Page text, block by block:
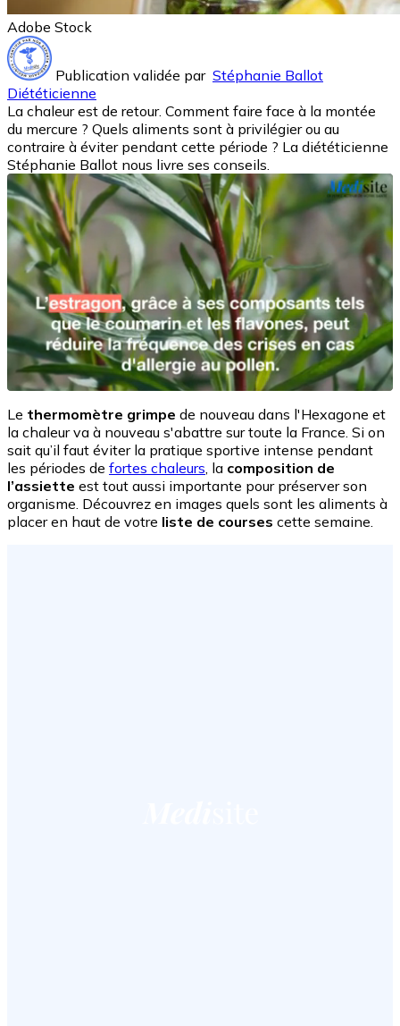
Adobe Stock
Publication validée par Stéphanie Ballot
Diététicienne
La chaleur est de retour. Comment faire face à la montée
du mercure ? Quels aliments sont à privilégier ou au
contraire à éviter pendant cette période ? La diététicienne
Stéphanie Ballot nous livre ses conseils.
Le thermomètre grimpe de nouveau dans l'Hexagone et
la chaleur va à nouveau s'abattre sur toute la France. Si on
sait qu’il faut éviter la pratique sportive intense pendant
les périodes de fortes chaleurs, la composition de
l’assiette est tout aussi importante pour préserver son
organisme. Découvrez en images quels sont les aliments à
placer en haut de votre liste de courses cette semaine.